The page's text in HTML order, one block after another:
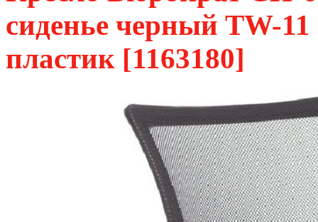
сиденье черный TW-11
пластик [1163180]